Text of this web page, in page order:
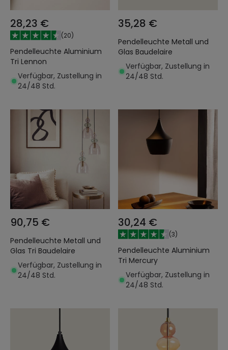
28,23 €
(20)
Pendelleuchte Aluminium
Tri Lennon
Verfügbar, Zustellung in
24/48 Std.
35,28 €
Pendelleuchte Metall und
Glas Baudelaire
Verfügbar, Zustellung in
24/48 Std.
90,75 €
Pendelleuchte Metall und
Glas Tri Baudelaire
Verfügbar, Zustellung in
24/48 Std.
30,24 €
(3)
Pendelleuchte Aluminium
Tri Mercury
Verfügbar, Zustellung in
24/48 Std.